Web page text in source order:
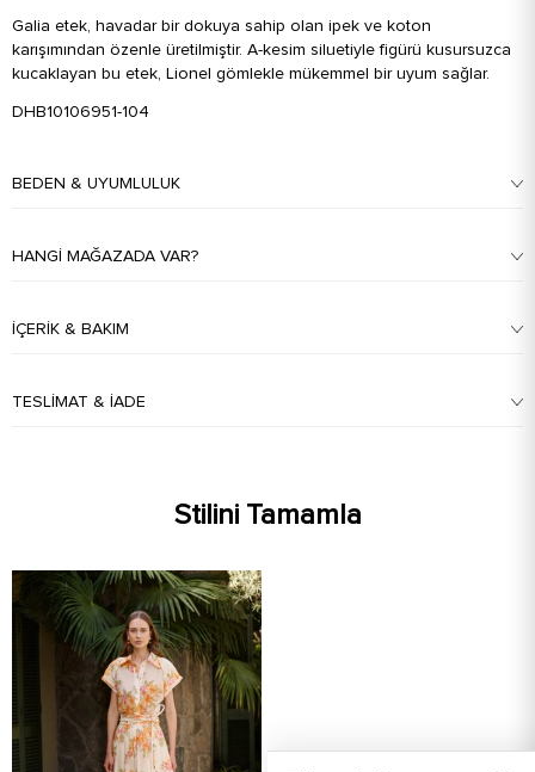
Galia etek, havadar bir dokuya sahip olan ipek ve koton
karışımından özenle üretilmiştir. A-kesim siluetiyle figürü kusursuzca
kucaklayan bu etek, Lionel gömlekle mükemmel bir uyum sağlar.
DHB10106951-104
BEDEN & UYUMLULUK
HANGI MAĞAZADA VAR?
İÇERIK & BAKIM
TESLIMAT & İADE
Stilini Tamamla